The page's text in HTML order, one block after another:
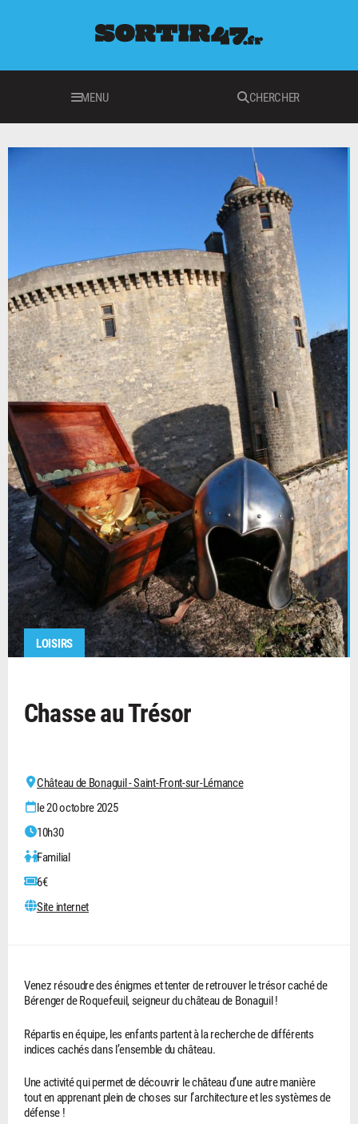
MENU CHERCHER
LOISIRS
Chasse au Trésor
Château de Bonaguil - Saint-Front-sur-Lémance
le 20 octobre 2025
10h30
Familial
6€
Site internet
Venez résoudre des énigmes et tenter de retrouver le trésor caché de
Bérenger de Roquefeuil, seigneur du château de Bonaguil !
Répartis en équipe, les enfants partent à la recherche de différents
indices cachés dans l’ensemble du château.
Une activité qui permet de découvrir le château d’une autre manière
tout en apprenant plein de choses sur l’architecture et les systèmes de
défense !